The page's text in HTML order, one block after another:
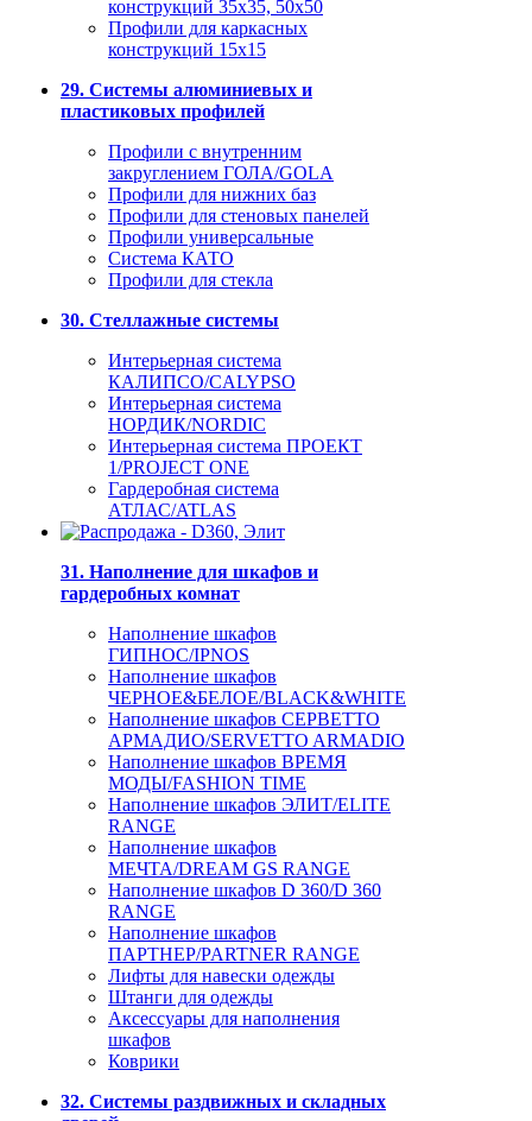
конструкций 35x35, 50x50
Профили для каркасных
конструкций 15х15
29. Системы алюминиевых и
пластиковых профилей
Профили с внутренним
закруглением ГОЛА/GOLA
Профили для нижних баз
Профили для стеновых панелей
Профили универсальные
Система КАТО
Профили для стекла
30. Стеллажные системы
Интерьерная система
КАЛИПСО/CALYPSO
Интерьерная система
НОРДИК/NORDIC
Интерьерная система ПРОЕКТ
1/PROJECT ONE
Гардеробная система
АТЛАС/ATLAS
31. Наполнение для шкафов и
гардеробных комнат
Наполнение шкафов
ГИПНОС/IPNOS
Наполнение шкафов
ЧЕРНОЕ&БЕЛОЕ/BLACK&WHITE
Наполнение шкафов СЕРВЕТТО
АРМАДИО/SERVETTO ARMADIO
Наполнение шкафов ВРЕМЯ
МОДЫ/FASHION TIME
Наполнение шкафов ЭЛИТ/ELITE
RANGE
Наполнение шкафов
МЕЧТА/DREAM GS RANGE
Наполнение шкафов D 360/D 360
RANGE
Наполнение шкафов
ПАРТНЕР/PARTNER RANGE
Лифты для навески одежды
Штанги для одежды
Аксессуары для наполнения
шкафов
Коврики
32. Системы раздвижных и складных